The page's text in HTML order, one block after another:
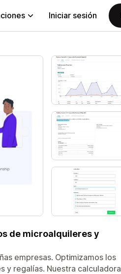
Iniciar sesión
de microalquileres y
empresas. Optimizamos los
y regalías. Nuestra calculadora